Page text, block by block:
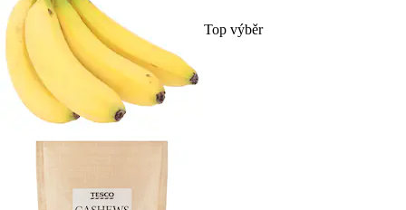
Top výběr